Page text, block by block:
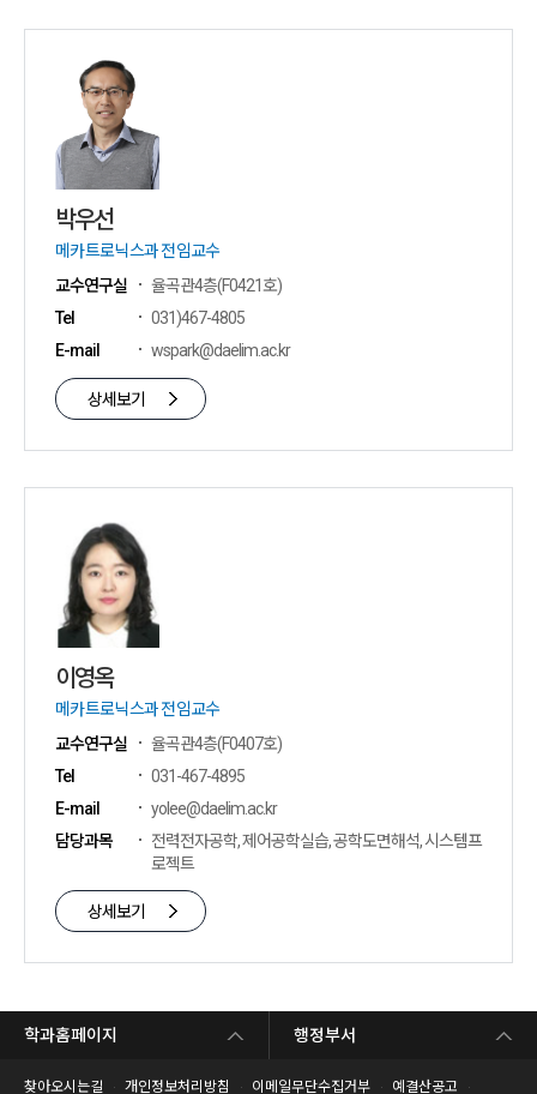
박우선
메카트로닉스과 전임교수
교수연구실
율곡관4층(F0421호)
Tel
031)467-4805
E-mail
wspark@daelim.ac.kr
상세보기
이영옥
메카트로닉스과 전임교수
교수연구실
율곡관4층(F0407호)
Tel
031-467-4895
E-mail
yolee@daelim.ac.kr
담당과목
전력전자공학, 제어공학실습, 공학도면해석, 시스템프
로젝트
상세보기
학과홈페이지 행정부서
찾아오시는길 개인정보처리방침 이메일무단수집거부 예결산공고